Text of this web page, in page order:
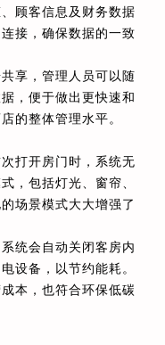
顾客信息及财务数据
接，确保数据的一致
共享，管理人员可以随
，便于做出更快速和
的整体管理水平。
次打开房门时，系统无
，包括灯光、窗帘、
场景模式大大增强了
统会自动关闭客房内
设备，以节约能耗。
本，也符合环保低碳